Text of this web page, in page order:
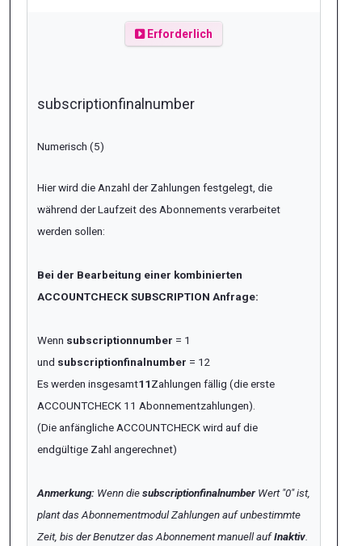
Erforderlich
subscriptionfinalnumber
Numerisch (5)
Hier wird die Anzahl der Zahlungen festgelegt, die
während der Laufzeit des Abonnements verarbeitet
werden sollen:
Bei der Bearbeitung einer kombinierten
ACCOUNTCHECK SUBSCRIPTION Anfrage:
Wenn subscriptionnumber = 1
und subscriptionfinalnumber = 12
Es werden insgesamt11Zahlungen fällig (die erste
ACCOUNTCHECK 11 Abonnementzahlungen).
(Die anfängliche ACCOUNTCHECK wird auf die
endgültige Zahl angerechnet)
Anmerkung: Wenn diesubscriptionfinalnumber Wert "0" ist,
plant das Abonnementmodul Zahlungen auf unbestimmte
Zeit, bis der Benutzer das Abonnement manuell aufInaktiv